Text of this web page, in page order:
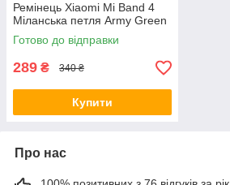
Ремінець Xiaomi Mi Band 4
Міланська петля Army Green
Готово до відправки
289 ₴ 340 ₴
Купити
Про нас